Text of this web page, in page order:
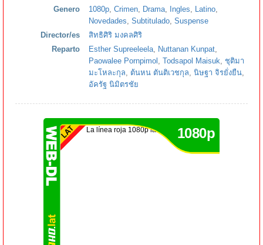
Genero
1080p Crimen Drama Ingles Latino
Novedades Subtitulado Suspense
Director/es
สิทธิศิริ มงคลศิริ
Reparto
Esther Supreeleela Nuttanan Kunpat
Paowalee Pornpimol
Todsapol Maisuk
ชุติมา
มะโหละกุล
ต้นหน ตันติเวชกุล นิษฐา จิรยั่งยืน
อัครัฐ นิมิตรชัย
1080p